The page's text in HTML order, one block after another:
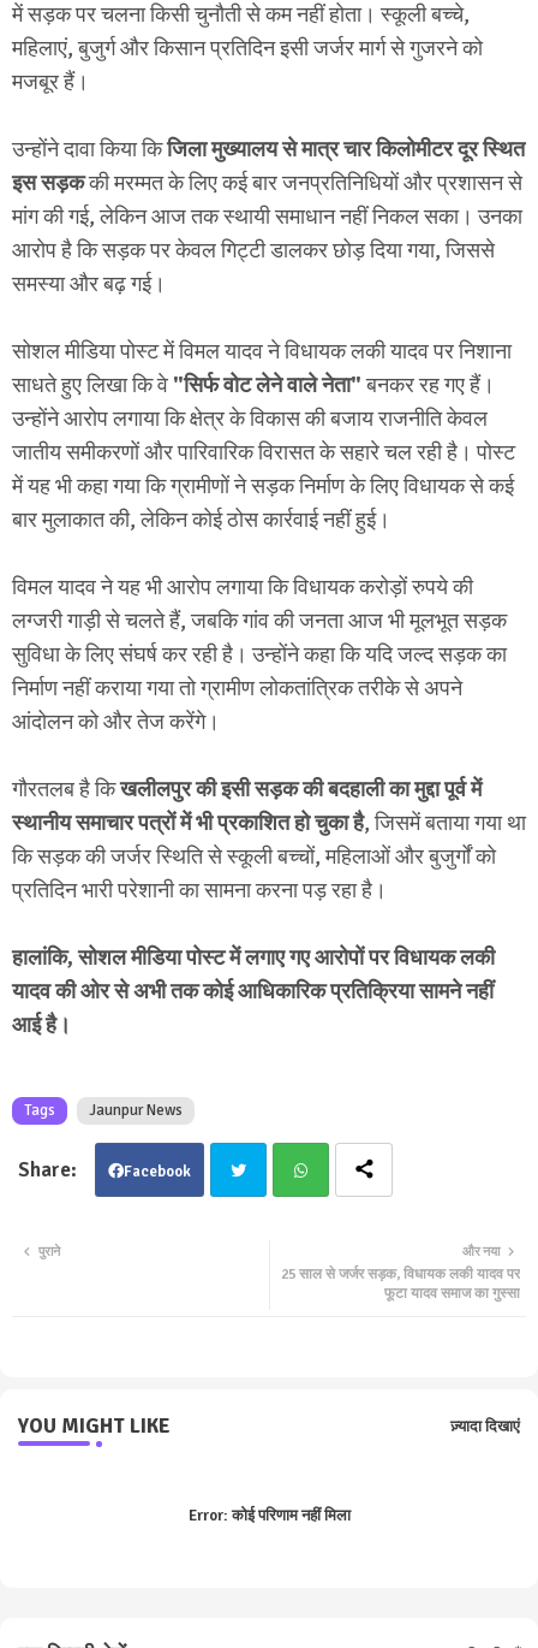
में सड़क पर चलना किसी चुनौती से कम नहीं होता। स्कूली बच्चे,
महिलाएं, बुजुर्ग और किसान प्रतिदिन इसी जर्जर मार्ग से गुजरने को
मजबूर हैं।
उन्होंने दावा किया किजिला मुख्यालय से मात्र चार किलोमीटर दूर स्थित
इस सड़ककी मरम्मत के लिए कई बार जनप्रतिनिधियों और प्रशासन से
मांग की गई, लेकिन आज तक स्थायी समाधान नहीं निकल सका। उनका
आरोप है कि सड़क पर केवल गिट्टी डालकर छोड़ दिया गया, जिससे
समस्या और बढ़ गई।
सोशल मीडिया पोस्ट में विमल यादव ने विधायक लकी यादव पर निशाना
साधते हुए लिखा कि वे "सिर्फ वोट लेने वाले नेता"बनकर रह गए हैं।
उन्होंने आरोप लगाया कि क्षेत्र के विकास की बजाय राजनीति केवल
जातीय समीकरणों और पारिवारिक विरासत के सहारे चल रही है। पोस्ट
में यह भी कहा गया कि ग्रामीणों ने सड़क निर्माण के लिए विधायक से कई
बार मुलाकात की, लेकिन कोई ठोस कार्रवाई नहीं हुई।
विमल यादव ने यह भी आरोप लगाया कि विधायक करोड़ों रुपये की
लग्जरी गाड़ी से चलते हैं, जबकि गांव की जनता आज भी मूलभूत सड़क
सुविधा के लिए संघर्ष कर रही है। उन्होंने कहा कि यदि जल्द सड़क का
निर्माण नहीं कराया गया तो ग्रामीण लोकतांत्रिक तरीके से अपने
आंदोलन को और तेज करेंगे।
गौरतलब है किखलीलपुर की इसी सड़क की बदहाली का मुद्दा पूर्व में
स्थानीय समाचार पत्रों में भी प्रकाशित हो चुका है, जिसमें बताया गया था
कि सड़क की जर्जर स्थिति से स्कूली बच्चों, महिलाओं और बुजुर्गों को
प्रतिदिन भारी परेशानी का सामना करना पड़ रहा है।
हालांकि, सोशल मीडिया पोस्ट में लगाए गए आरोपों पर विधायक लकी
यादव की ओर से अभी तक कोई आधिकारिक प्रतिक्रिया सामने नहीं
आई है।
Tags Jaunpur News
Facebook
tsa
और नया
25 साल से जर्जर सड़क, विधायक लकी यादव पर
फूटा यादव समाज का गुस्सा
पुराने
YOU MIGHT LIKE ज़्यादा दिखाएं
Error:कोई परिणाम नहीं मिला